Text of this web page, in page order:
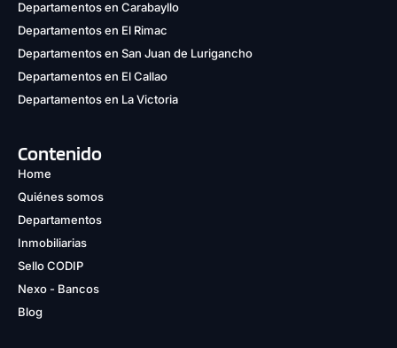
Departamentos en Carabayllo
Departamentos en El Rimac
Departamentos en San Juan de Lurigancho
Departamentos en El Callao
Departamentos en La Victoria
Contenido
Home
Quiénes somos
Departamentos
Inmobiliarias
Sello CODIP
Nexo - Bancos
Blog